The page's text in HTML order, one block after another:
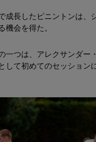
成長したピニントンは、
機会を得た。
一つは、アレクサンダー
して初めてのセッション